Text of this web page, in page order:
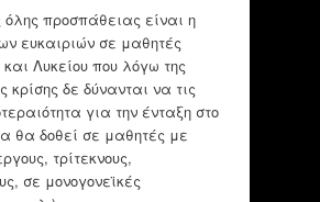
όλης προσπάθειας είναι η
ευκαιριών σε μαθητές
Λυκείου που λόγω της
κρίσης δε δύνανται να τις
για την ένταξη στο
θα δοθεί σε μαθητές με
τρίτεκνους,
σε μονογονεϊκές